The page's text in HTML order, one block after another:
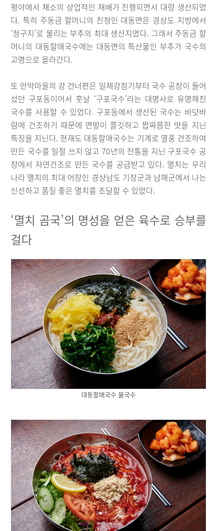
평야에서 채소의 상업적인 재배가 진행되면서 대량 생산되었
다. 특히 주동금 할머니의 친정인 대동면은 경상도 지방에서
‘정구지’로 불리는 부추의 최대 생산지였다. 그래서 주동금 할
머니의 대동할매국수에는 대동면의 특산물인 부추가 국수의
고명으로 올라간다.
또 안막마을의 강 건너편은 일제강점기부터 국수 공장이 들어
섰던 구포동이어서 훗날 ‘구포국수’라는 대명사로 유명해진
국수를 사용할 수 있었다. 구포동에서 생산된 국수는 바닷바
람에 건조하기 때문에 면발이 쫄깃하고 짭짜름한 맛을 지닌
특징을 지닌다. 현재도 대동할매국수는 기계로 열풍 건조하여
만든 국수를 일절 쓰지 않고 70년의 전통을 지닌 구포국수 공
장에서 자연건조로 만든 국수를 공급받고 있다. 멸치는 우리
나라 멸치의 최대 어장인 경상남도 기장군과 남해군에서 나는
신선하고 품질 좋은 멸치를 조달할 수 있었다.
‘멸치 곰국’의 명성을 얻은 육수로 승부를
걸다
대동할매국수 물국수